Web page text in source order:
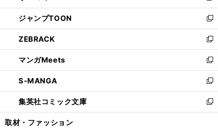
開
く
ウ
で
開
く
ン
ド
ウ
で
開
く
ウ
ィ
ン
ド
ウ
で
開
く
し
い
ウ
ィ
ン
ド
ウ
で
開
く
ジャンプTOON
新
し
い
ウ
ィ
ン
ド
ウ
で
開
ZEBRACK
新
し
い
ウ
ィ
ン
ド
ウ
マンガMeets
新
し
い
ウ
ィ
ン
S-MANGA
新
し
い
ウ
集英社コミック文庫
新
し
取材・ファッション